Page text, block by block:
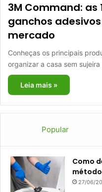
3M Command: as
ganchos
mercado
Conheças os principais
organizar a casa sem
Leia mais »
Popular
Como
27/06/